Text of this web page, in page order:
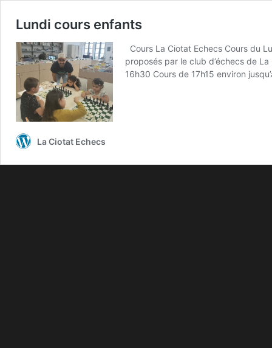
Lundi cours enfants
Cours La Ciotat Echecs Cours du
proposés par le club d’échecs de
16h30 Cours de 17h15 environ
La Ciotat Echecs